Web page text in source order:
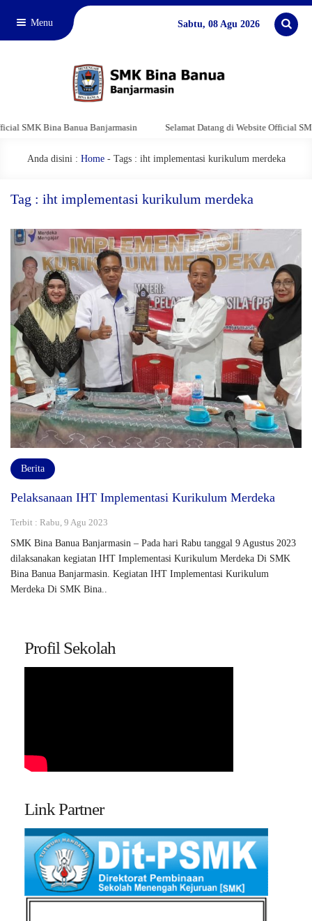
Menu Sabtu, 08 Agu 2026
SMK Bina Banua Banjarmasin Selamat Datang di Website Official SMK
Anda disini : Home- Tags : iht implementasi kurikulum merdeka
Tag : iht implementasi kurikulum merdeka
Berita
Pelaksanaan IHT Implementasi Kurikulum Merdeka
Terbit : Rabu, 9 Agu 2023
SMK Bina Banua Banjarmasin – Pada hari Rabu tanggal 9 Agustus 2023
dilaksanakan kegiatan IHT Implementasi Kurikulum Merdeka Di SMK
Bina Banua Banjarmasin. Kegiatan IHT Implementasi Kurikulum
Merdeka Di SMK Bina..
Profil Sekolah
Link Partner